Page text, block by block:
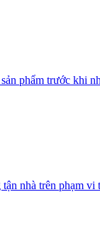
phẩm trước khi
nhà trên phạm vi